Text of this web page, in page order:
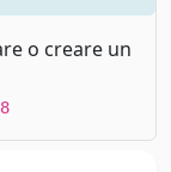
o creare un